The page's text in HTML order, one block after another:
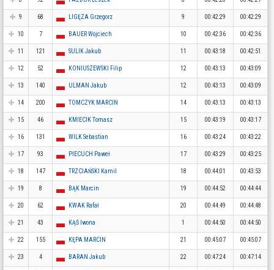
9 68 LIGĘZA Grzegorz 9 00:42:29 00:42:29
10 7 BAUER Wojciech 10 00:42:36 00:42:36
11 121 SULIK Jakub 11 00:43:18 00:42:51
12 52 KONIUSZEWSKI Filip 12 00:43:13 00:43:09
13 140 ULMAN Jakub 12 00:43:13 00:43:09
14 200 TOMCZYK MARCIN 14 00:43:13 00:43:13
15 46 KMIECIK Tomasz 15 00:43:19 00:43:17
16 131 WILK Sebastian 16 00:43:24 00:43:22
17 93 PIECUCH Paweł 17 00:43:29 00:43:25
18 147 TRZCIAŃSKI Kamil 18 00:44:01 00:43:53
19 8 BĄK Marcin 19 00:44:52 00:44:44
20 62 KWAK Rafał 20 00:44:49 00:44:48
21 43 KĄŚ Iwona 1 00:44:50 00:44:50
22 155 KĘPA MARCIN 21 00:45:07 00:45:07
23 4 BARAN Jakub 22 00:47:24 00:47:14